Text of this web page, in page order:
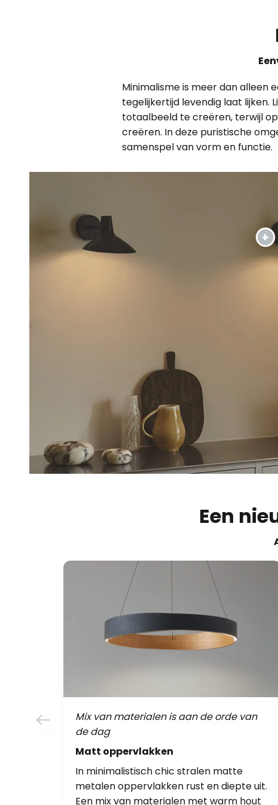
Minimalisme is meer dan alleen
tegelijkertijd levendig laat lijken.
totaalbeeld te creëren, terwijl
creëren. In deze puristische
samenspel van vorm en functie.
Een
Mix van materialen is aan de orde van
de dag
Matt oppervlakken
In minimalistisch chic stralen matte
metalen oppervlakken rust en diepte uit.
Een mix van materialen met warm hout